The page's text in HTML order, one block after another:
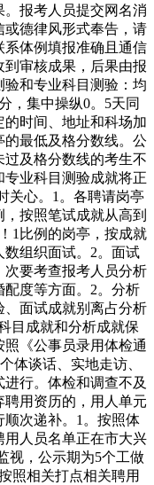
报考人员提交网名消
德律风形式奉告，请
体例填报准确且通信
审核成果，后果由报
和专业科目测验：均
，集中操纵0。5天同
时间、地址和科场加
的最低及格分数线。公
及格分数线的考生不
业科目测验成就将正
关心。1。各聘请岗亭
按照笔试成就从高到
1比例的岗亭，按成就
组织面试。2。面试
次要考查报考人员分析
度等方面。2。分析
、面试成就别离占分析
目成就和分析成就保
《公事员录用体检通
体谈话、实地走访、
行。体检和调查不及
用资历的，用人单元
次递补。1。按照体
人员名单正在市大兴
视，公示期为5个工做
照相关打点相关聘用